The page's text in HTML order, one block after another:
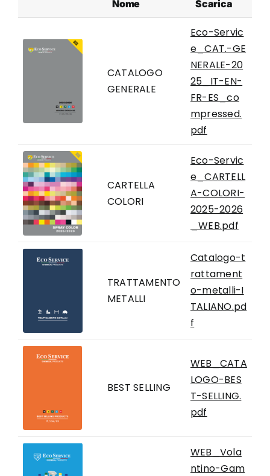
Nome Scarica
CATALOGO
GENERALE
Eco-Servic
e_CAT.-GE
NERALE-20
25_IT-EN-
FR-ES_co
mpressed.
pdf
CARTELLA
COLORI
Eco-Servic
e_CARTELL
A-COLORI-
2025-2026
_WEB.pdf
TRATTAMENTO
METALLI
Catalogo-t
rattament
o-metalli-I
TALIANO.pd
f
BEST SELLING
WEB_CATA
LOGO-BES
T-SELLING.
pdf
WEB_Vola
ntino-Gam